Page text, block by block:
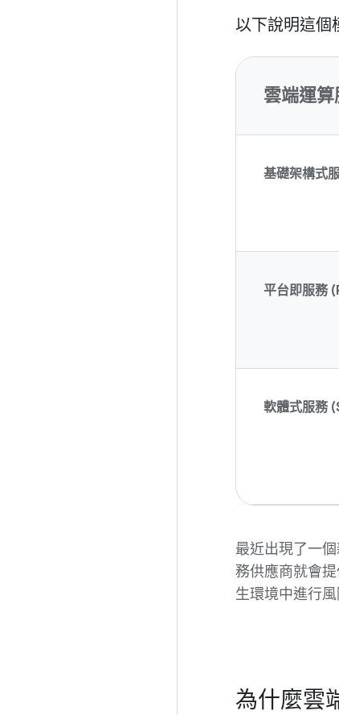
以下說明這個
雲端運
基礎架構式
平台即服務
軟體式服務
最近出現了一
務供應商就會
生環境中進行風
為什麼雲